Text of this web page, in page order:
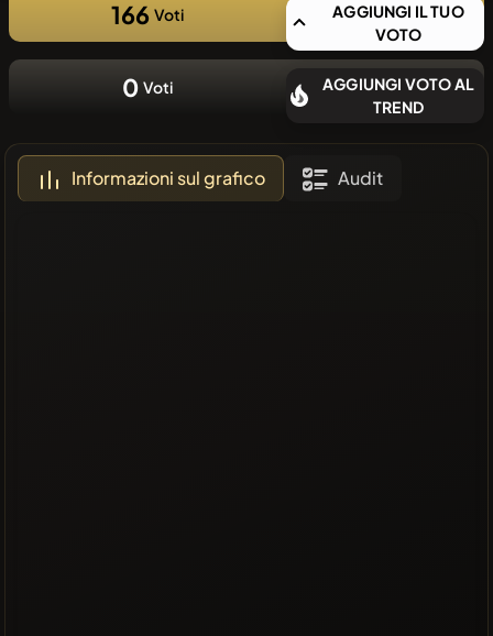
166 Voti
AGGIUNGI IL TUO
VOTO
0 Voti
AGGIUNGI VOTO AL
TREND
Informazioni sul grafico Audit